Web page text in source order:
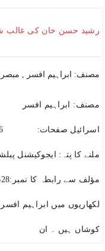
رشید حسن خان کی غالب
مصنف: ابراہیم افسر ,
مصنف: ابراہیم
ملنے کا پتہ: ایجوکیشنل
لکھاریوں میں ابراہیم
کوشاں ہیں ۔ ان